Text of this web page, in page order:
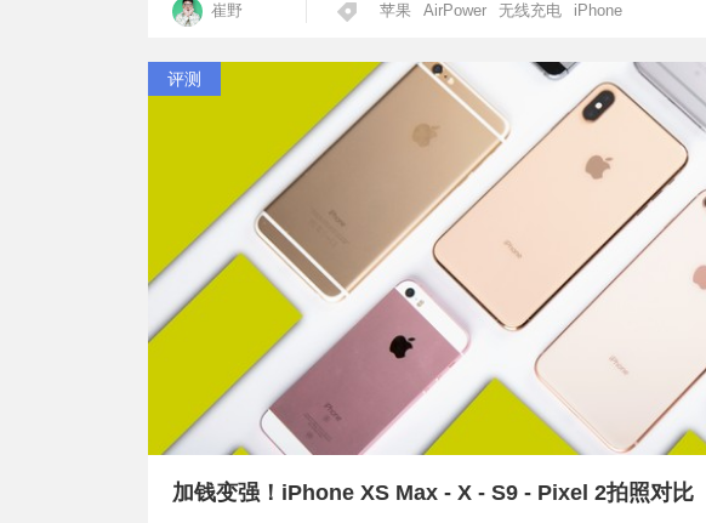
崔野 苹果 AirPower 无线充电 iPhone
评测
加钱变强！iPhone XS Max - X - S9 - Pixel 2拍照对比